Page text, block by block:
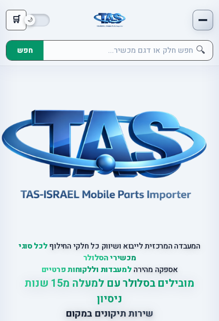
🛒
🔍 חפש
המעבדה המרכזית לייבוא ושיווק כל חלקי החילוףלכל סוגי
מכשירי הסלולר
אספקה מהירה למעבדות וללקוחות פרטיים
מובילים בסלולר עם למעלה מ15 שנות
ניסיון
שירות תיקונים במקום